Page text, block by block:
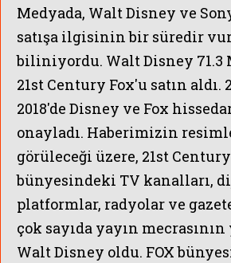
Medyada, Walt Disney ve
satışa ilgisinin bir süredir
biliniyordu. Walt Disney 71.3
21st Century Fox'u satın aldı.
2018'de Disney ve Fox
onayladı. Haberimizin
görüleceği üzere, 21st
bünyesindeki TV kanalları,
platformlar, radyolar ve
çok sayıda yayın
Walt Disney oldu. FOX